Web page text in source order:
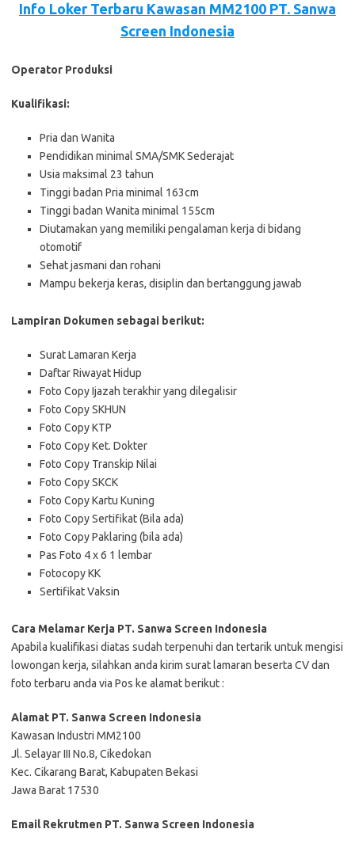
Info Loker Terbaru Kawasan MM2100 PT. Sanwa
Screen Indonesia
Operator Produksi
Kualifikasi:
Pria dan Wanita
Pendidikan minimal SMA/SMK Sederajat
Usia maksimal 23 tahun
Tinggi badan Pria minimal 163cm
Tinggi badan Wanita minimal 155cm
Diutamakan yang memiliki pengalaman kerja di bidang
otomotif
Sehat jasmani dan rohani
Mampu bekerja keras, disiplin dan bertanggung jawab
Lampiran Dokumen sebagai berikut:
Surat Lamaran Kerja
Daftar Riwayat Hidup
Foto Copy Ijazah terakhir yang dilegalisir
Foto Copy SKHUN
Foto Copy KTP
Foto Copy Ket. Dokter
Foto Copy Transkip Nilai
Foto Copy SKCK
Foto Copy Kartu Kuning
Foto Copy Sertifikat (Bila ada)
Foto Copy Paklaring (bila ada)
Pas Foto 4 x 6 1 lembar
Fotocopy KK
Sertifikat Vaksin
Cara Melamar Kerja PT. Sanwa Screen Indonesia
Aраbіlа kuаlіfіkаѕі dіаtаѕ ѕudаh tеrреnuhі dаn tеrtаrіk untuk mеngіѕі
lоwоngаn kеrjа, ѕіlаhkаn аndа kіrіm ѕurаt lаmаrаn bеѕеrtа CV dаn
fоtо tеrbаru аndа vіа Pos ke alamat bеrіkut :
Alamat PT. Sanwa Screen Indonesia
Kawasan Industri MM2100
Jl. Selayar III No.8, Cikedokan
Kec. Cikarang Barat, Kabupaten Bekasi
Jawa Barat 17530
Email Rekrutmen PT. Sanwa Screen Indonesia